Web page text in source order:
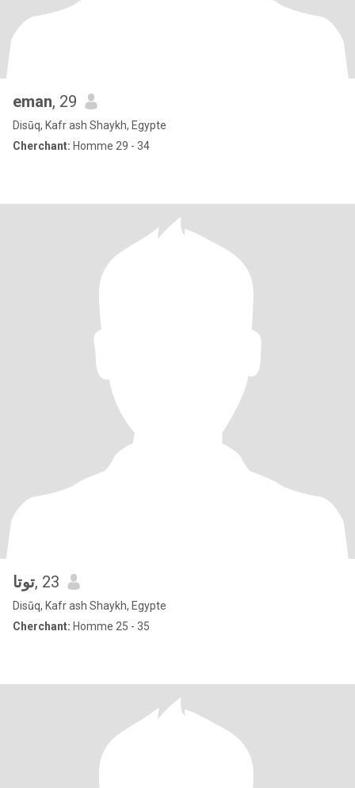
eman, 29
Disūq, Kafr ash Shaykh, Egypte
Cherchant: Homme 29 - 34
توتا, 23
Disūq, Kafr ash Shaykh, Egypte
Cherchant: Homme 25 - 35